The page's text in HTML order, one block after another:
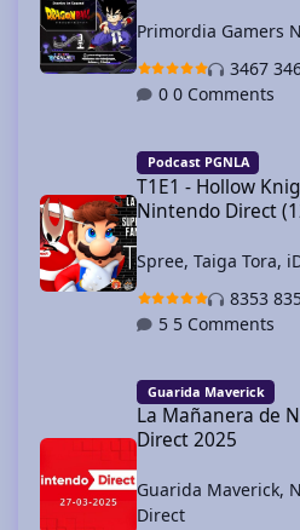
Primordia Gamers
0 Comments
Podcast PGNLA
T1E1 - Hollow
Nintendo Direct
Spree,Taiga Tora,
5 Comments
Guarida Maverick
La Mañanera de
Direct 2025
Guarida Maverick,
Direct